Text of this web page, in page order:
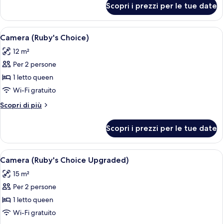
(Nest)
1
letto
queen
Scopri i prezzi per le tue date
Apri
tutte
le
foto
per
Camera
(Ruby's
Choice)
Camera (Ruby's Choice) | Servizio
8
Camera (Ruby's Choice)
12 m²
Per 2 persone
1 letto queen
Wi-Fi gratuito
Scopri di più
Altri
(Ruby's
Choice)
Scopri i prezzi per le tue date
Apri
tutte
le
foto
per
Camera
Camera (Ruby's Choice Upgraded) |
6
Camera (Ruby's Choice Upgraded)
15 m²
Per 2 persone
1 letto queen
Wi-Fi gratuito